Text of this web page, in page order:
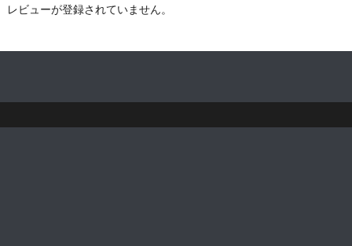
レビューが登録されていません。